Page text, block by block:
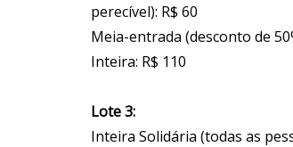
perecível): R$ 60
Meia-entrada (desconto de
Inteira: R$ 110
Lote 3:
Inteira Solidária (todas as